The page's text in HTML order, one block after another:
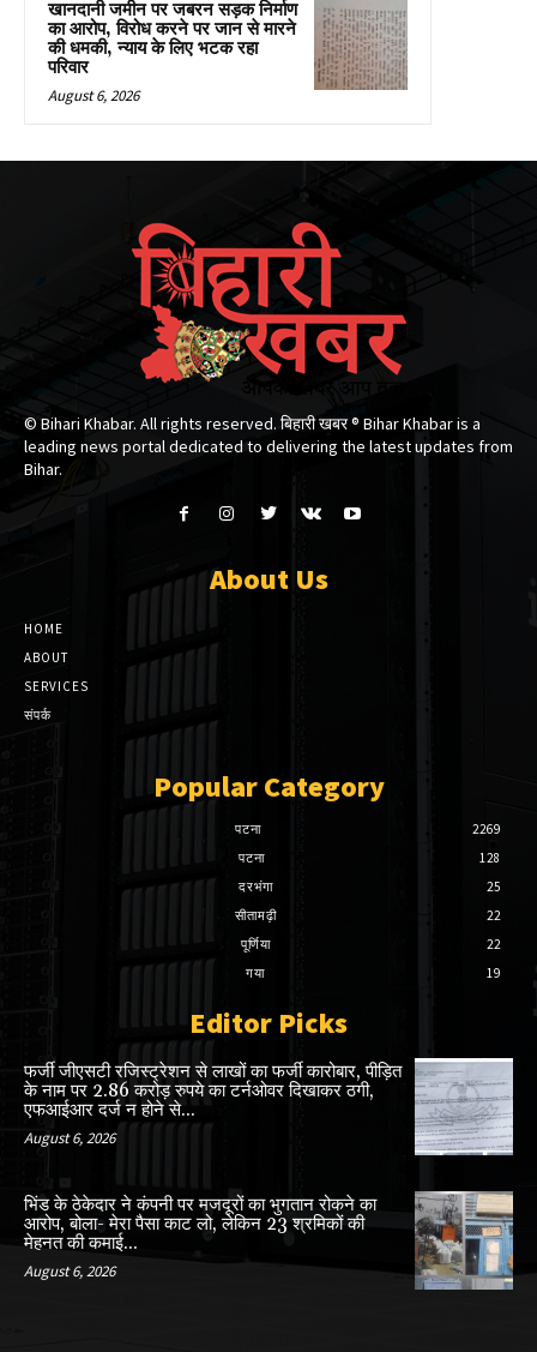
खानदानी जमीन पर जबरन सड़क निर्माण
का आरोप, विरोध करने पर जान से मारने
की धमकी, न्याय के लिए भटक रहा
परिवार
August 6, 2026
© Bihari Khabar. All rights reserved. बिहारी खबर ®​ Bihar Khabar is a
leading news portal dedicated to delivering the latest updates from
Bihar.
About Us
HOME
ABOUT
SERVICES
संपर्क
Popular Category
पटना
2269
पटना
128
दरभंगा
25
सीतामढ़ी
22
पूर्णिया
22
गया
19
Editor Picks
फर्जी जीएसटी रजिस्ट्रेशन से लाखों का फर्जी कारोबार, पीड़ित
के नाम पर 2.86 करोड़ रुपये का टर्नओवर दिखाकर ठगी,
एफआईआर दर्ज न होने से...
August 6, 2026
भिंड के ठेकेदार ने कंपनी पर मजदूरों का भुगतान रोकने का
आरोप, बोला- मेरा पैसा काट लो, लेकिन 23 श्रमिकों की
मेहनत की कमाई...
August 6, 2026